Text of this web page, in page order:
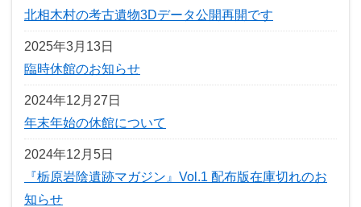
北相木村の考古遺物3Dデータ公開再開です
2025年3月13日
臨時休館のお知らせ
2024年12月27日
年末年始の休館について
2024年12月5日
『栃原岩陰遺跡マガジン』Vol.1 配布版在庫切れのお
知らせ